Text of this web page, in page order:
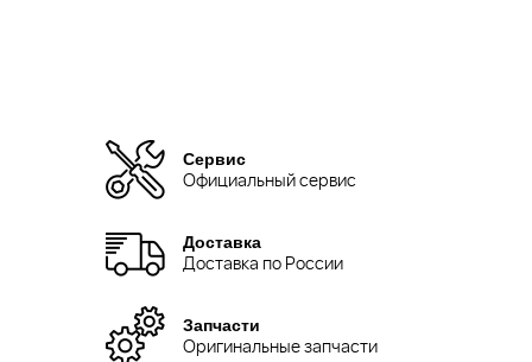
Сервис
Официальный сервис
Доставка
Доставка по России
Запчасти
Оригинальные запчасти